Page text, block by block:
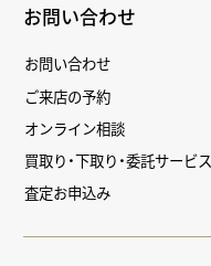
お問い合わせ
お問い合わせ
ご来店の予約
オンライン相談
買取り・下取り・委託サービス
査定お申込み